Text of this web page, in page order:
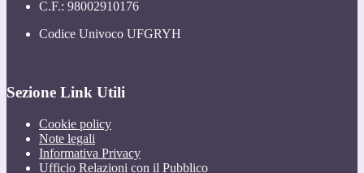
C.F.: 98002910176
Codice Univoco UFGRYH
Sezione Link Utili
Cookie policy
Note legali
Informativa Privacy
Ufficio Relazioni con il Pubblico